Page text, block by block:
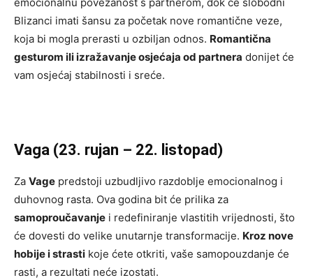
Blizanci imati šansu za početak nove romantične veze,
koja bi mogla prerasti u ozbiljan odnos. Romantična
gesturom ili izražavanje osjećaja od partnera donijet će
vam osjećaj stabilnosti i sreće.
Vaga (23. rujan – 22. listopad)
Za Vage predstoji uzbudljivo razdoblje emocionalnog i
duhovnog rasta. Ova godina bit će prilika za
samoproučavanje i redefiniranje vlastitih vrijednosti, što
će dovesti do velike unutarnje transformacije. Kroz nove
hobije i strasti koje ćete otkriti, vaše samopouzdanje će
rasti, a rezultati neće izostati.